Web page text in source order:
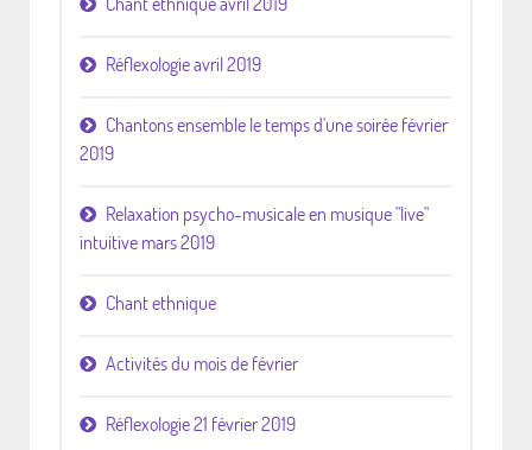
Réflexologie avril 2019
Chantons ensemble le temps d'une soirée février
2019
Relaxation psycho-musicale en musique "live"
intuitive mars 2019
Chant ethnique
Activités du mois de février
Réflexologie 21 février 2019